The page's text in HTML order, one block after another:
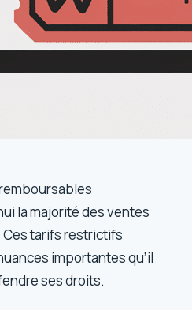
la majorité des ventes
tarifs restrictifs
importantes qu’il
ses droits.